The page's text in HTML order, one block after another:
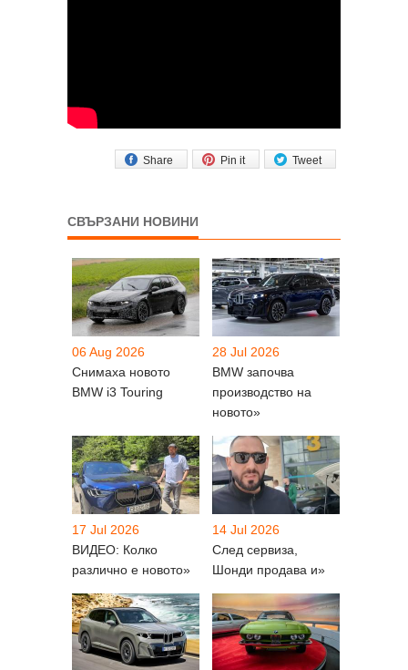
Tweet
Pin it
Share
СВЪРЗАНИ НОВИНИ
06 Aug 2026
Снимаха новото
BMW i3 Touring
28 Jul 2026
BMW започва
производство на
новото»
17 Jul 2026
ВИДЕО: Колко
различно е новото»
14 Jul 2026
След сервиза,
Шонди продава и»